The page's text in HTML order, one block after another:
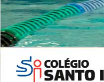
Período Integral | Saiba mais